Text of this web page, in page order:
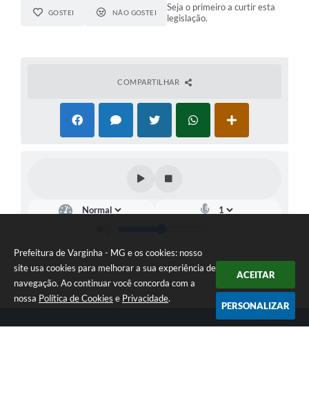
Prefeitura de Varginha - MG e os cookies: nosso
site usa cookies para melhorar a sua experiência de
navegação. Ao continuar você concorda com a
nossa Política de Cookies e Privacidade.
ACEITAR
PERSONALIZAR
GOSTEI NÃO GOSTEI
Seja o primeiro a curtir esta
legislação.
COMPARTILHAR